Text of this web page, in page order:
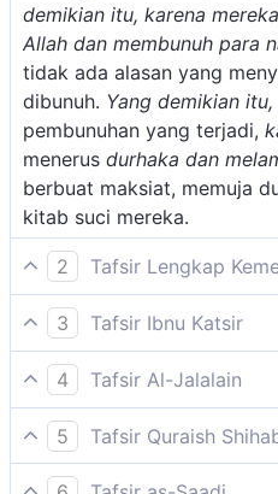
demikian itu, karena
Allah dan membunuh para
tidak ada alasan yang
dibunuh. Yang demikian itu,
pembunuhan yang terjadi,
menerus durhaka dan
berbuat maksiat, memuja
kitab suci mereka.
2
Tafsir Lengkap
Dengan kekafiran dan
(Yahudi), serta tindak
keterlaluan memusuhi umat
cara dan usaha, Allah
mereka di mana saja
mereka tunduk dan patuh
hukum Allah dengan
3
Tafsir Ibnu Katsir
Firman Allah Swt.:
Mereka diliputi kehinaan di
kecuali jika mereka
Allah dan tali (perjanjian)
4
Tafsir Al-Jalalain
(Ditimpakan atas mereka
mereka berada) sehingga
kemuliaan dan keamanan
5
Tafsir Quraish
Kemudian Allah Swt.